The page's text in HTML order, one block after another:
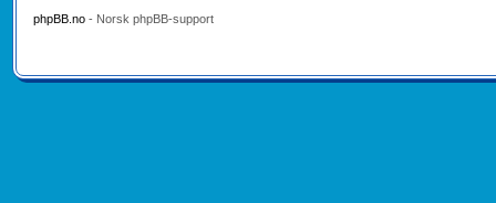
phpBB.no- Norsk phpBB-support